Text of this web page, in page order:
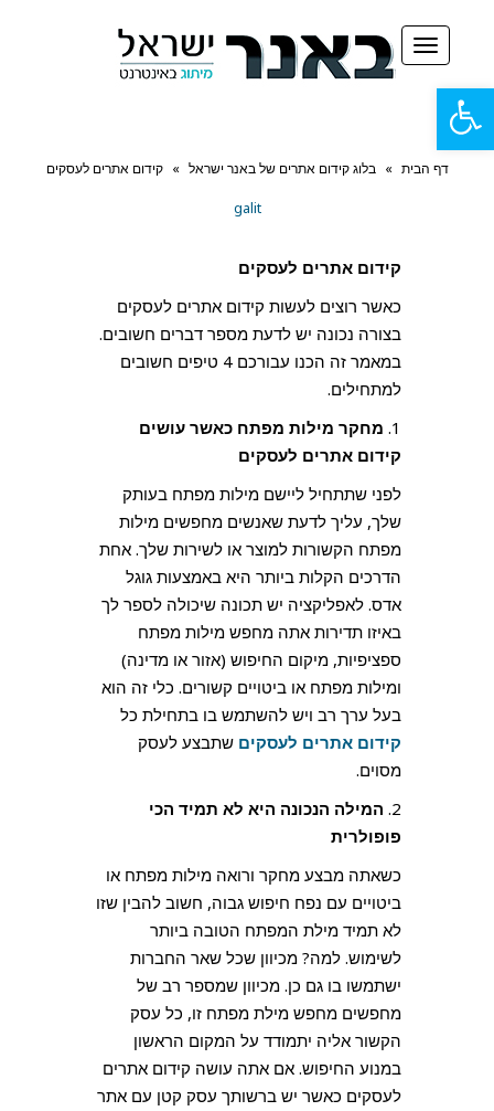
פתח
סרגל
נגישות
תפריט
דף הבית » בלוג קידום אתרים של באנר ישראל » קידום אתרים לעסקים
galit
קידום אתרים לעסקים
כאשר רוצים לעשות קידום אתרים לעסקים
בצורה נכונה יש לדעת מספר דברים חשובים.
במאמר זה הכנו עבורכם 4 טיפים חשובים
למתחילים.
1. מחקר מילות מפתח כאשר עושים
קידום אתרים לעסקים
לפני שתתחיל ליישם מילות מפתח בעותק
שלך, עליך לדעת שאנשים מחפשים מילות
מפתח הקשורות למוצר או לשירות שלך. אחת
הדרכים הקלות ביותר היא באמצעות גוגל
אדס. לאפליקציה יש תכונה שיכולה לספר לך
באיזו תדירות אתה מחפש מילות מפתח
ספציפיות, מיקום החיפוש (אזור או מדינה)
ומילות מפתח או ביטויים קשורים. כלי זה הוא
בעל ערך רב ויש להשתמש בו בתחילת כל
קידום אתרים לעסקים שתבצע לעסק
מסוים.
2. המילה הנכונה היא לא תמיד הכי
פופולרית
כשאתה מבצע מחקר ורואה מילות מפתח או
ביטויים עם נפח חיפוש גבוה, חשוב להבין שזו
לא תמיד מילת המפתח הטובה ביותר
לשימוש. למה? מכיוון שכל שאר החברות
ישתמשו בו גם כן. מכיוון שמספר רב של
מחפשים מחפש מילת מפתח זו, כל עסק
הקשור אליה יתמודד על המקום הראשון
במנוע החיפוש. אם אתה עושה קידום אתרים
לעסקים כאשר יש ברשותך עסק קטן עם אתר